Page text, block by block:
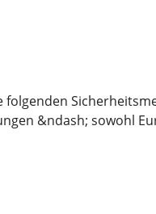
&ndash; sowohl